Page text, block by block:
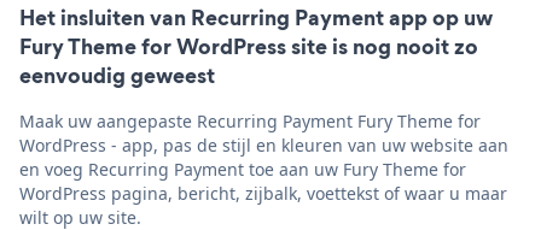
Het insluiten van Recurring Payment app op uw
Fury Theme for WordPress site is nog nooit zo
eenvoudig geweest
Maak uw aangepaste Recurring Payment Fury Theme for
WordPress - app, pas de stijl en kleuren van uw website aan
en voeg Recurring Payment toe aan uw Fury Theme for
WordPress pagina, bericht, zijbalk, voettekst of waar u maar
wilt op uw site.